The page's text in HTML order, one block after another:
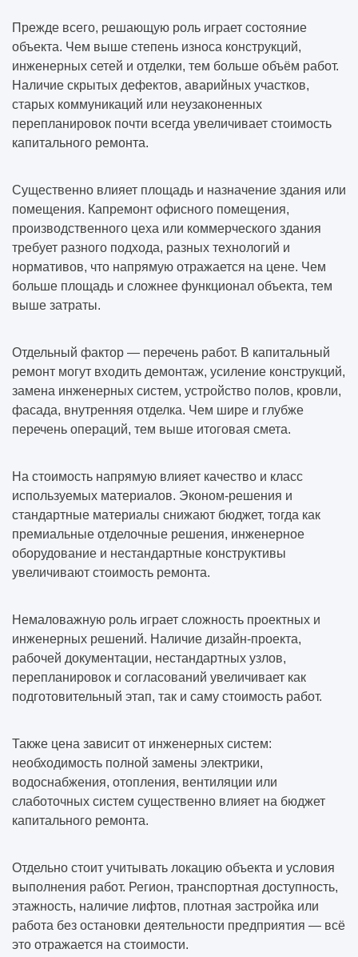
Прежде всего, решающую роль играет состояние
объекта. Чем выше степень износа конструкций,
инженерных сетей и отделки, тем больше объём работ.
Наличие скрытых дефектов, аварийных участков,
старых коммуникаций или неузаконенных
перепланировок почти всегда увеличивает стоимость
капитального ремонта.
Существенно влияет площадь и назначение здания или
помещения. Капремонт офисного помещения,
производственного цеха или коммерческого здания
требует разного подхода, разных технологий и
нормативов, что напрямую отражается на цене. Чем
больше площадь и сложнее функционал объекта, тем
выше затраты.
Отдельный фактор — перечень работ. В капитальный
ремонт могут входить демонтаж, усиление конструкций,
замена инженерных систем, устройство полов, кровли,
фасада, внутренняя отделка. Чем шире и глубже
перечень операций, тем выше итоговая смета.
На стоимость напрямую влияет качество и класс
используемых материалов. Эконом-решения и
стандартные материалы снижают бюджет, тогда как
премиальные отделочные решения, инженерное
оборудование и нестандартные конструктивы
увеличивают стоимость ремонта.
Немаловажную роль играет сложность проектных и
инженерных решений. Наличие дизайн-проекта,
рабочей документации, нестандартных узлов,
перепланировок и согласований увеличивает как
подготовительный этап, так и саму стоимость работ.
Также цена зависит от инженерных систем:
необходимость полной замены электрики,
водоснабжения, отопления, вентиляции или
слаботочных систем существенно влияет на бюджет
капитального ремонта.
Отдельно стоит учитывать локацию объекта и условия
выполнения работ. Регион, транспортная доступность,
этажность, наличие лифтов, плотная застройка или
работа без остановки деятельности предприятия — всё
это отражается на стоимости.